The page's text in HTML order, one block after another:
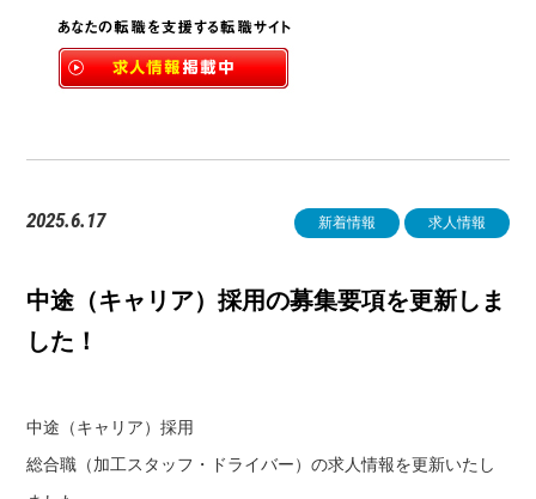
新着情報 求人情報
2025.6.17
中途（キャリア）採用の募集要項を更新しま
した！
中途（キャリア）採用
総合職（加工スタッフ・ドライバー）の求人情報を更新いたし